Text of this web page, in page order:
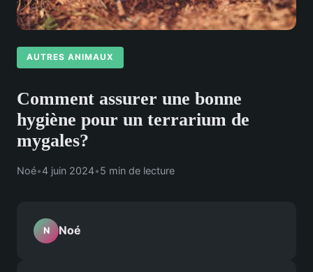
AUTRES ANIMAUX
Comment assurer une bonne
hygiène pour un terrarium de
mygales?
Noé•4 juin 2024•5 min de lecture
N Noé